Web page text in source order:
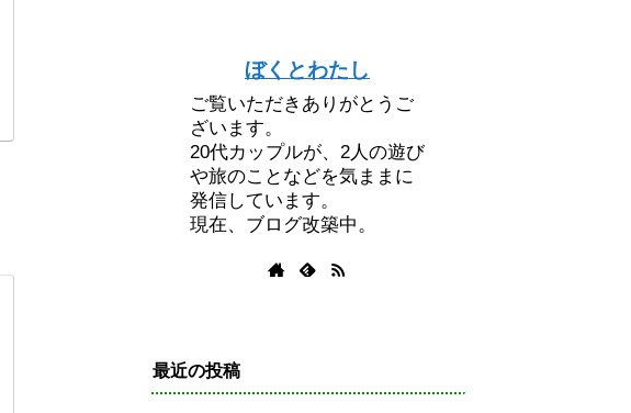
ぼくとわたし
ご覧いただきありがとうご
ざいます。
20代カップルが、2人の遊び
や旅のことなどを気ままに
発信しています。
現在、ブログ改築中。
最近の投稿